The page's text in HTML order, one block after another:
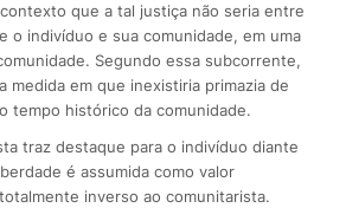
que a tal justiça não seria entre
o indivíduo e sua comunidade, em uma
Segundo essa subcorrente,
medida em que inexistiria primazia de
tempo histórico da comunidade.
traz destaque para o indivíduo diante
é assumida como valor
inverso ao comunitarista.